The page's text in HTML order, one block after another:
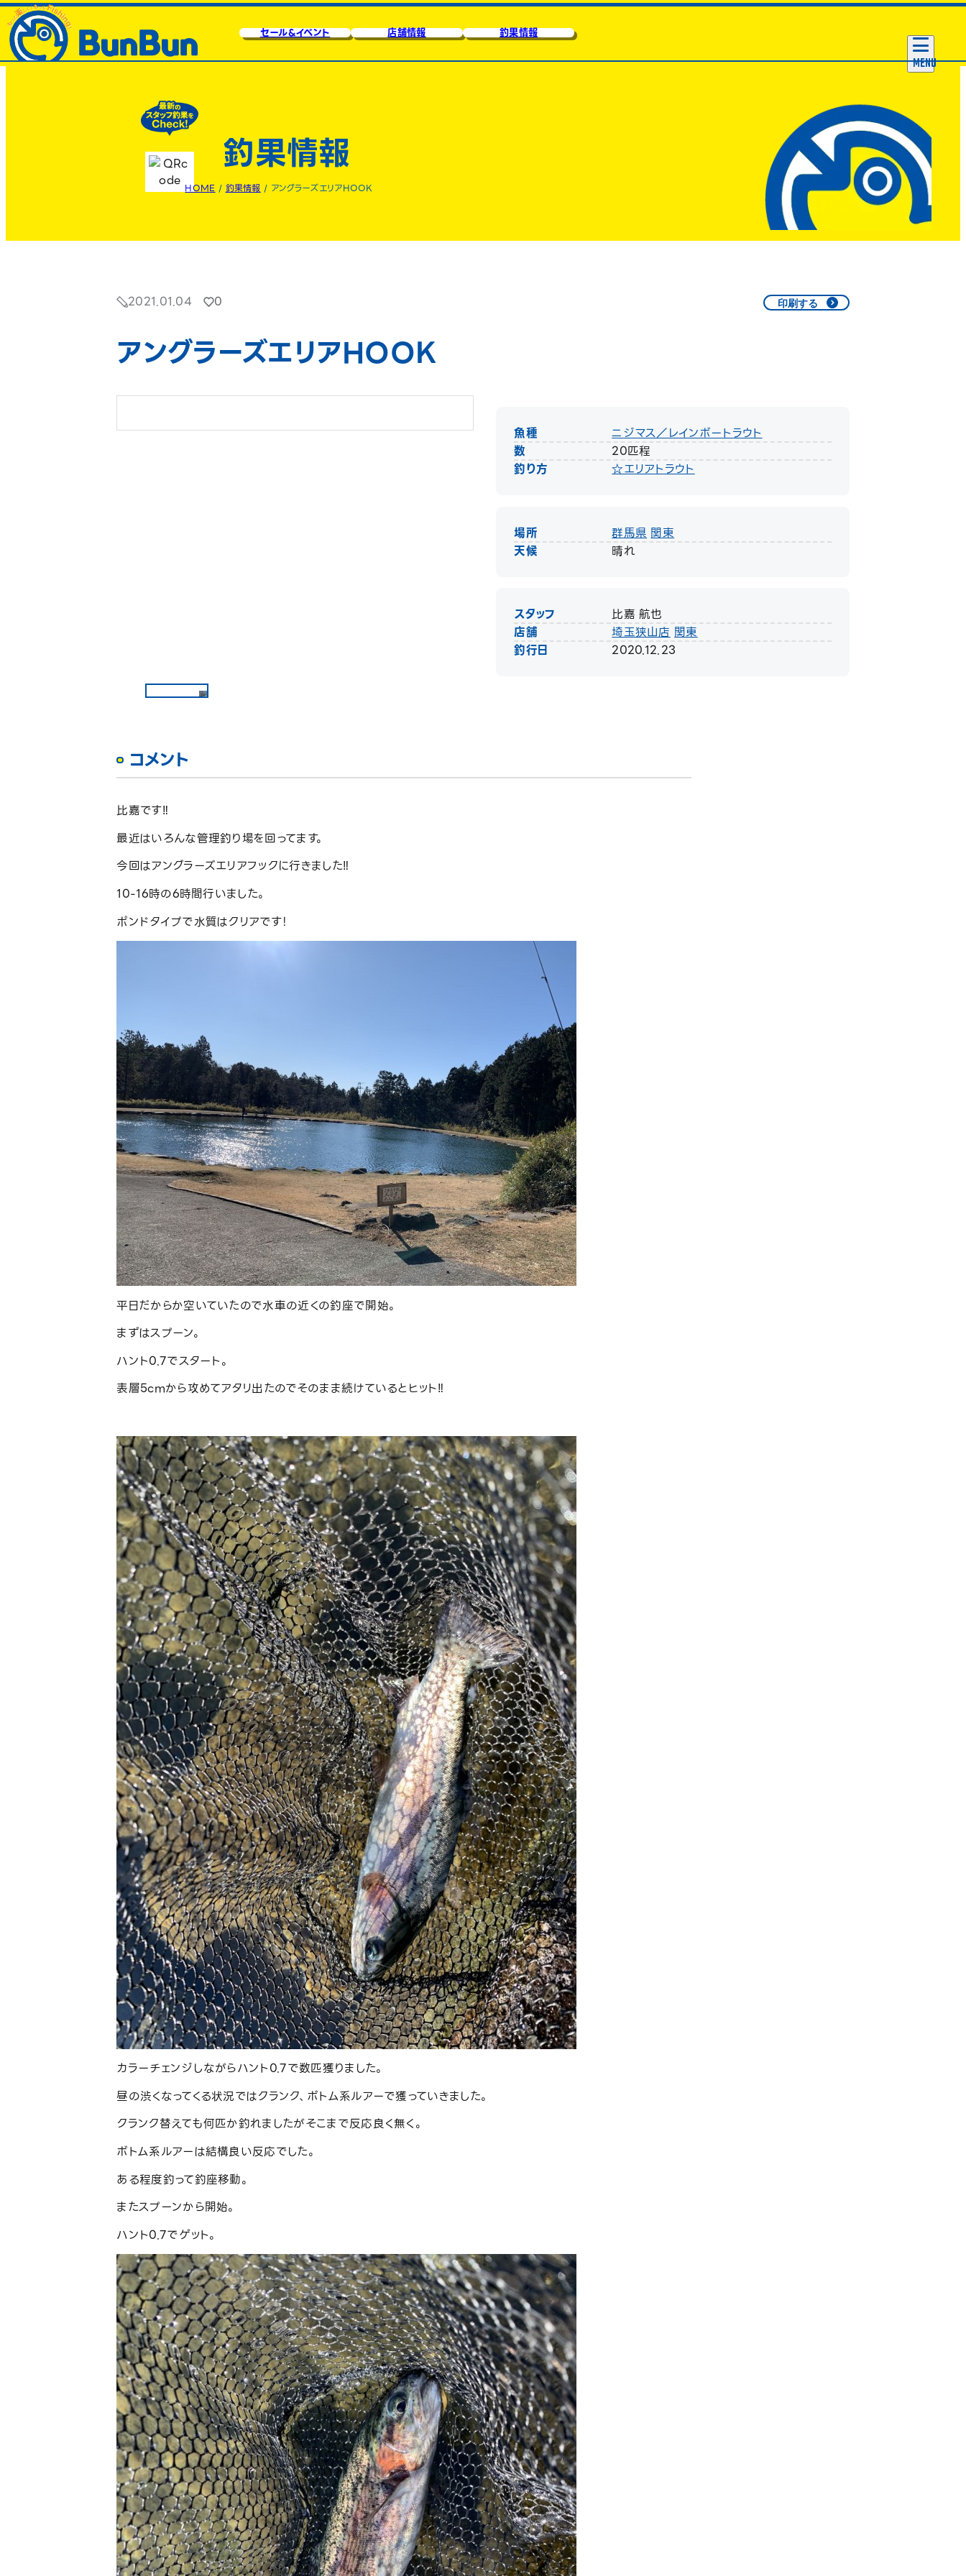
セール&イベント 店舗情報 釣果情報
MENU
釣果情報
HOME / 釣果情報 / アングラーズエリアHOOK
2021.01.04 0 印刷する
アングラーズエリアHOOK
魚種
ニジマス／レインボートラウト
数
20匹程
釣り方
☆エリアトラウト
場所 群馬県 関東
天候
晴れ
スタッフ
比嘉 航也
店舗
埼玉狭山店 関東
釣行日
2020.12.23
コメント
比嘉です‼️
最近はいろんな管理釣り場を回ってます。
今回はアングラーズエリアフックに行きました‼︎
10-16時の6時間行いました。
ポンドタイプで水質はクリアです！
平日だからか空いていたので水車の近くの釣座で開始。
まずはスプーン。
ハント0.7でスタート。
表層5cmから攻めてアタリ出たのでそのまま続けているとヒット‼️
カラーチェンジしながらハント0.7で数匹獲りました。
昼の渋くなってくる状況ではクランク、ボトム系ルアーで獲っていきました。
クランク替えても何匹か釣れましたがそこまで反応良く無く。
ボトム系ルアーは結構良い反応でした。
ある程度釣って釣座移動。
またスプーンから開始。
ハント0.7でゲット。